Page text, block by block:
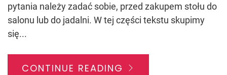
pytania należy zadać sobie, przed zakupem stołu do
salonu lub do jadalni. W tej części tekstu skupimy
się...
CONTINUE READING